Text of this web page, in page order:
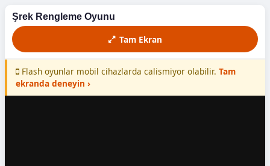
Yarış
Şrek Rengleme Oyunu
Tam Ekran
Flash oyunlar mobil cihazlarda calismiyor olabilir. Tam
ekranda deneyin ›